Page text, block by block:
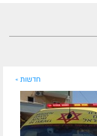
חדשות »